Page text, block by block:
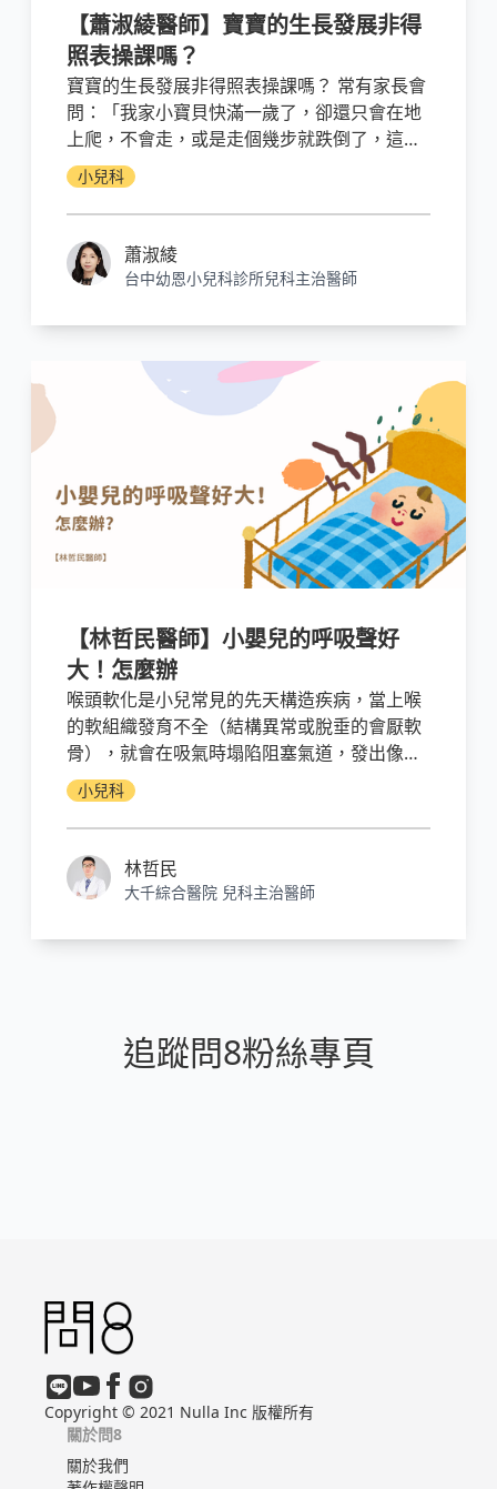
【蕭淑綾醫師】寶寶的生長發展非得
照表操課嗎？
寶寶的生長發展非得照表操課嗎？ 常有家長會
問：「我家小寶貝快滿一歲了，卻還只會在地
上爬，不會走，或是走個幾步就跌倒了，這樣
是不是有問題？」有些父母也會擔心「小寶貝
兩歲了，還不會叫把拔馬麻，這樣是不是語言
發展遲緩？」
小兒科
蕭淑綾
台中幼恩小兒科診所兒科主治醫師
【林哲民醫師】小嬰兒的呼吸聲好
大！怎麼辦
喉頭軟化是小兒常見的先天構造疾病，當上喉
的軟組織發育不全（結構異常或脫垂的會厭軟
骨），就會在吸氣時塌陷阻塞氣道，發出像小
豬叫一樣的喘鳴聲。喉頭軟化的症狀在出生後
第一個禮拜開始出現，到半歲以前，症狀可能
會更明顯。對超過九成以上的嬰幼兒來說，喉
頭軟化症並不是個嚴重的問題，即使呼吸有雜
音，如果不影響進食發育，絕大部分無須手術
小兒科
林哲民
大千綜合醫院 兒科主治醫師
追蹤問8粉絲專頁
Copyright © 2021 Nulla Inc 版權所有
關於問8
關於我們